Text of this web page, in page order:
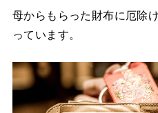
母からもらった財布に厄除
っています。